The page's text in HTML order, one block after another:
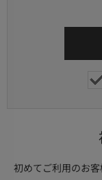
初めてご利用のお